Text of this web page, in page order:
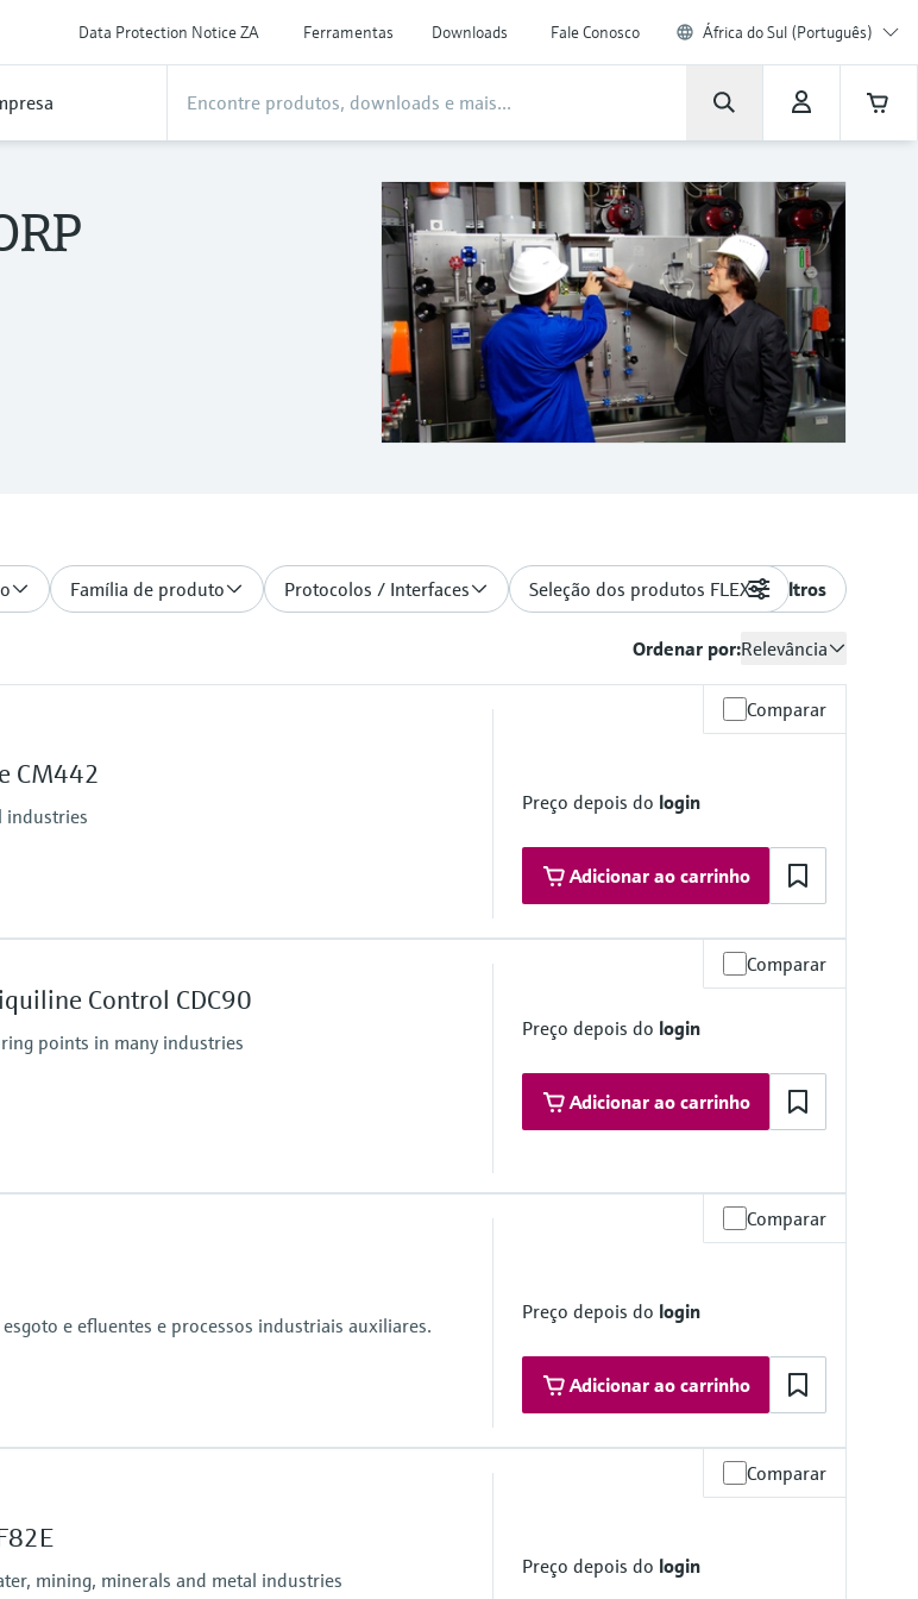
Data Protection Notice ZA Ferramentas Downloads Fale Conosco África do Sul (Português)
Família de produto Protocolos / Interfaces Seleção dos produtos FLEX Filtros
Ordenar por:Relevância
Comparar
CM442
industries
Preço depois do login
Adicionar ao carrinho
IP66 / IP67
Comparar
Control CDC90
points in many industries
Preço depois do login
Adicionar ao carrinho
Comparar
e efluentes e processos industriais auxiliares.
Preço depois do login
Adicionar ao carrinho
Comparar
mining, minerals and metal industries
Preço depois do login